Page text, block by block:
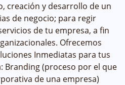
creación y desarrollo de un
de negocio; para regir
de tu empresa, a fin
Ofrecemos
Inmediatas para tus
Branding (proceso por el que
de una empresa)